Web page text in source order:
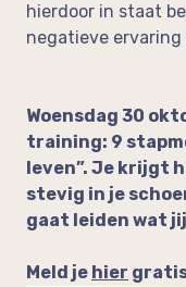
hierdoor in staat
negatieve
Woensdag 30
training: 9
leven”. Je krijgt
stevig in je
gaat leiden wat
Meld je hier